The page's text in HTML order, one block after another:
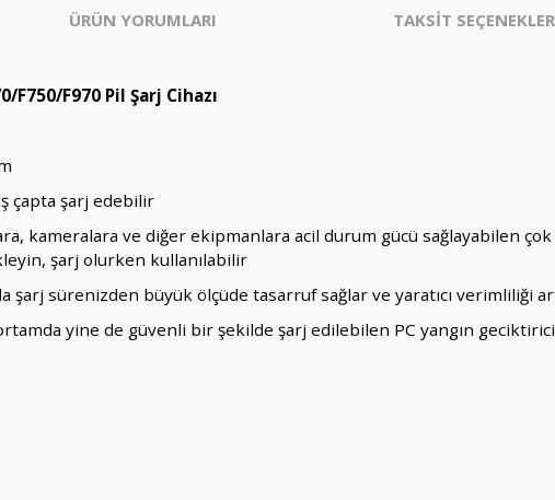
ÜRÜN YORUMLARI TAKSİT
F750/F970 Pil Şarj Cihazı
çapta şarj edebilir
kameralara ve diğer ekipmanlara acil durum gücü sağlayabilen çok
şarj olurken kullanılabilir
şarj sürenizden büyük ölçüde tasarruf sağlar ve yaratıcı verimliliği
yine de güvenli bir şekilde şarj edilebilen PC yangın geciktirici